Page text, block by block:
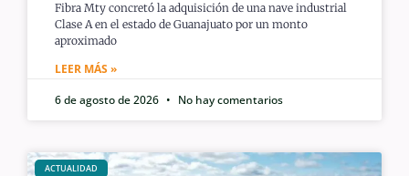
Fibra Mty concretó la adquisición de una nave industrial
Clase A en el estado de Guanajuato por un monto
aproximado
LEER MÁS »
6 de agosto de 2026
No hay comentarios
ACTUALIDAD